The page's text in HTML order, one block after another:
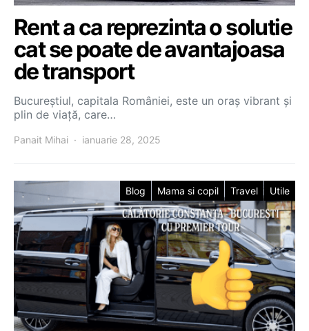
Rent a ca reprezinta o solutie
cat se poate de avantajoasa
de transport
Bucureștiul, capitala României, este un oraș vibrant și
plin de viață, care…
Panait Mihai ianuarie 28, 2025
Blog Mama si copil Travel Utile